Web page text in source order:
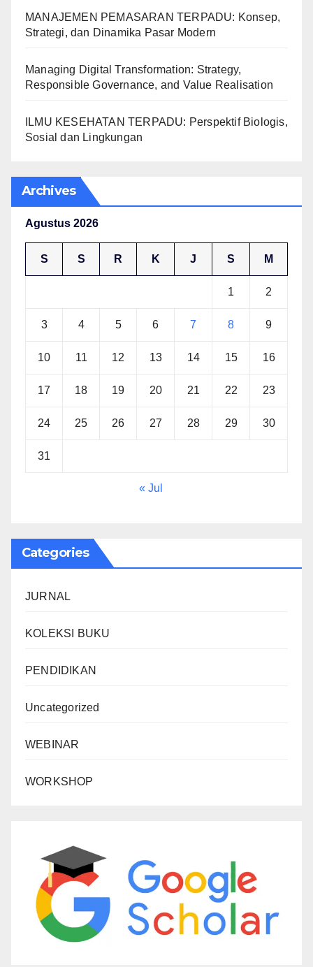
MANAJEMEN PEMASARAN TERPADU: Konsep,
Strategi, dan Dinamika Pasar Modern
Managing Digital Transformation: Strategy,
Responsible Governance, and Value Realisation
ILMU KESEHATAN TERPADU: Perspektif Biologis,
Sosial dan Lingkungan
Archives
Agustus 2026
S S R K J S M
1 2
3 4 5 6 7 8 9
10 11 12 13 14 15 16
17 18 19 20 21 22 23
24 25 26 27 28 29 30
31
« Jul
Categories
JURNAL
KOLEKSI BUKU
PENDIDIKAN
Uncategorized
WEBINAR
WORKSHOP